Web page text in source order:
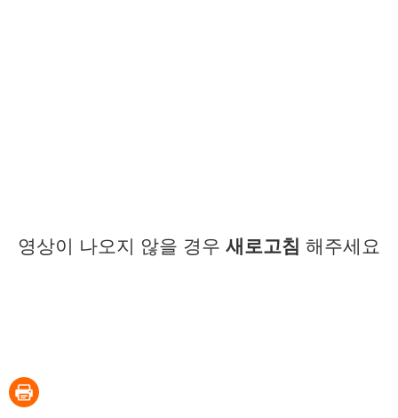
영상이 나오지 않을 경우 새로고침 해주세요